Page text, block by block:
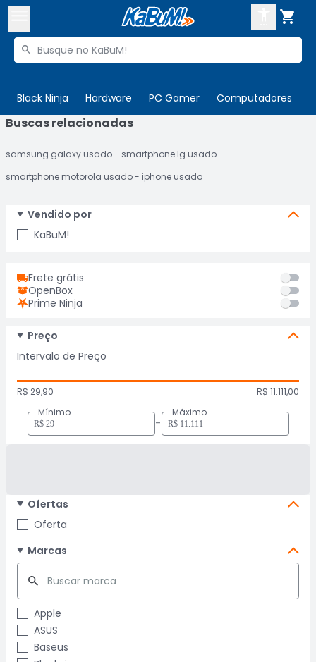

Buscar produtos

Black Ninja Hardware PC Gamer Computadores

 Departamentos
Mais Vendidos
ENTRE
CADASTRE-SE
Buscas relacionadas
samsung galaxy usado
smartphone lg usado
smartphone motorola usado
iphone usado
Vendido por
KaBuM!
Frete grátis
OpenBox
Prime Ninja
Preço
Intervalo de Preço
R$ 29,90
R$ 11.111,00
Mínimo
-
Máximo
Ofertas
Oferta
Marcas
Apple
ASUS
Baseus